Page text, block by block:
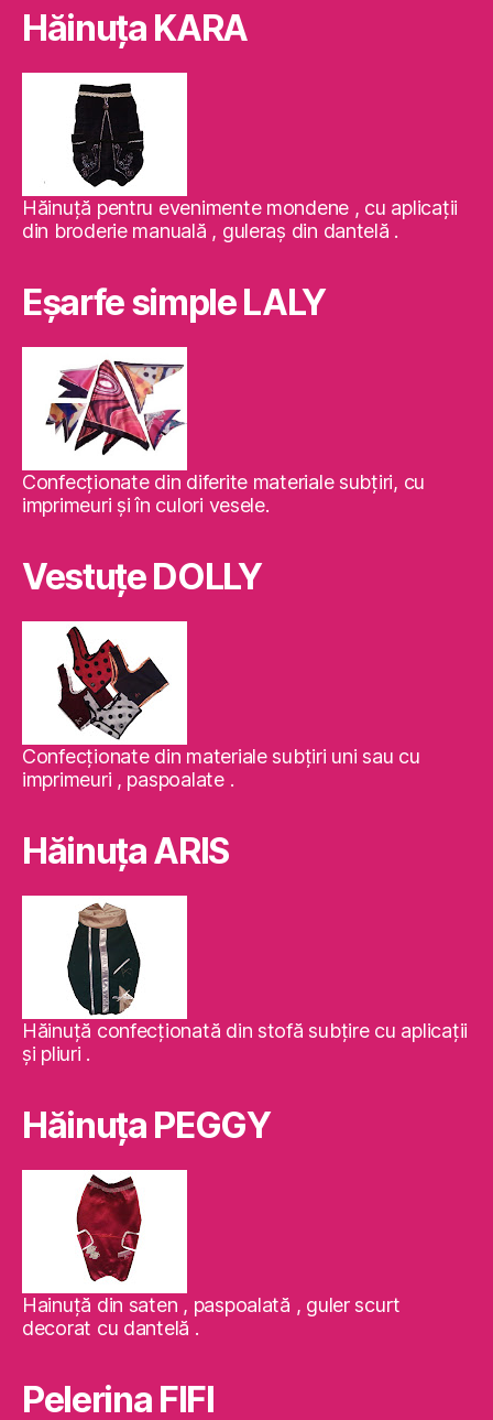
Hăinuţa KARA
Hăinuţă pentru evenimente mondene , cu aplicaţii
din broderie manuală , guleraş din dantelă .
Eşarfe simple LALY
Confecţionate din diferite materiale subţiri, cu
imprimeuri şi în culori vesele.
Vestuţe DOLLY
Confecţionate din materiale subţiri uni sau cu
imprimeuri , paspoalate .
Hăinuţa ARIS
Hăinuţă confecţionată din stofă subţire cu aplicaţii
şi pliuri .
Hăinuţa PEGGY
Hainuţă din saten , paspoalată , guler scurt
decorat cu dantelă .
Pelerina FIFI